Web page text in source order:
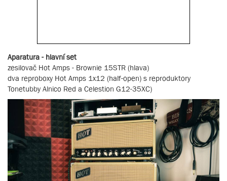
Aparatura - hlavní set
zesilovač Hot Amps - Brownie 15STR (hlava)
dva reproboxy Hot Amps 1x12 (half-open) s reproduktory
Tonetubby Alnico Red a Celestion G12-35XC)